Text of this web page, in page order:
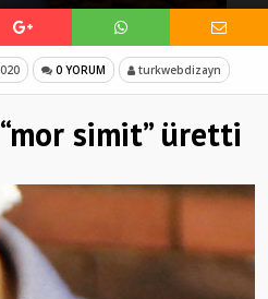
0 YORUM turkwebdizayn
simit” üretti